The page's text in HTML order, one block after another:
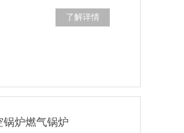
了解详情
炉燃气锅炉